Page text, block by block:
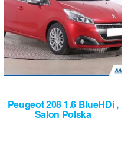
Peugeot 208 1.6 BlueHDi ,
Salon Polska